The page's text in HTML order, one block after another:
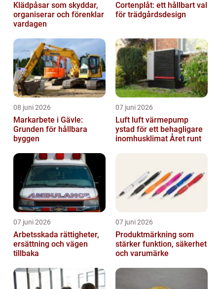
Klädpåsar som skyddar,
organiserar och förenklar
vardagen
Cortenplåt: ett hållbart val
för trädgårdsdesign
08 juni 2026
Markarbete i Gävle:
Grunden för hållbara
byggen
07 juni 2026
Luft luft värmepump
ystad för ett behagligare
inomhusklimat Året runt
07 juni 2026
Arbetsskada rättigheter,
ersättning och vägen
tillbaka
07 juni 2026
Produktmärkning som
stärker funktion, säkerhet
och varumärke